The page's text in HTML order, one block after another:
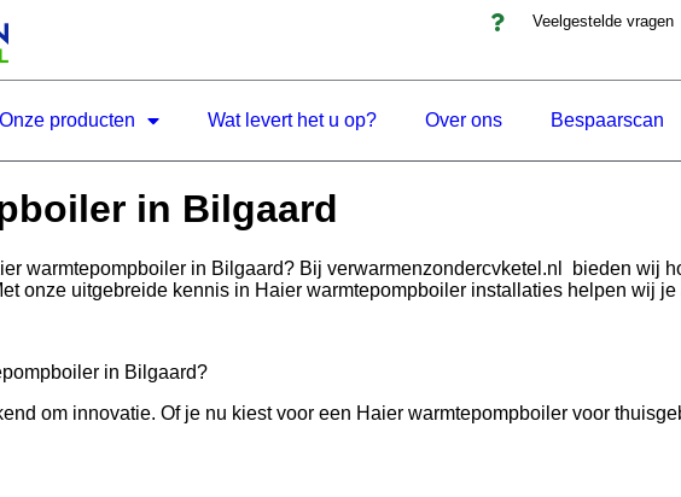
Veelgestelde vragen
Onze producten Wat levert het u op? Over ons Bespaarscan
in Bilgaard
warmtepompboiler in Bilgaard? Bij verwarmenzondercvketel.nl bieden wij
onze uitgebreide kennis in Haier warmtepompboiler installaties helpen wij
in Bilgaard?
om innovatie. Of je nu kiest voor een Haier warmtepompboiler voor